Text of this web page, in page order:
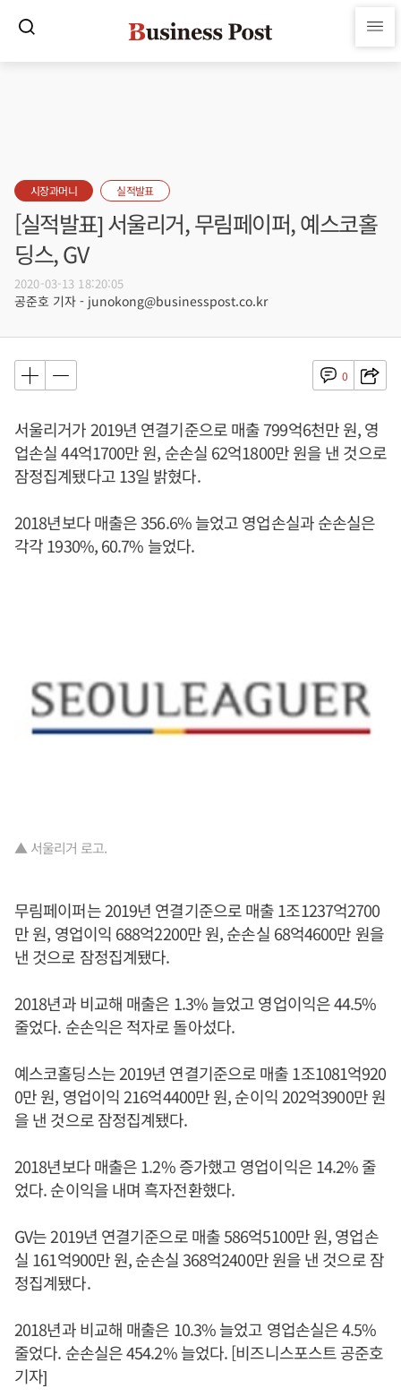
시장과머니 실적발표
[실적발표] 서울리거, 무림페이퍼, 예스코홀
딩스, GV
2020-03-13 18:20:05
공준호 기자 - junokong@businesspost.co.kr
0
서울리거가 2019년 연결기준으로 매출 799억6천만 원, 영
업손실 44억1700만 원, 순손실 62억1800만 원을 낸 것으로
잠정집계됐다고 13일 밝혔다.
2018년보다 매출은 356.6% 늘었고 영업손실과 순손실은
각각 1930%, 60.7% 늘었다.
▲ 서울리거 로고.
무림페이퍼는 2019년 연결기준으로 매출 1조1237억2700
만 원, 영업이익 688억2200만 원, 순손실 68억4600만 원을
낸 것으로 잠정집계됐다.
2018년과 비교해 매출은 1.3% 늘었고 영업이익은 44.5%
줄었다. 순손익은 적자로 돌아섰다.
예스코홀딩스는 2019년 연결기준으로 매출 1조1081억920
0만 원, 영업이익 216억4400만 원, 순이익 202억3900만 원
을 낸 것으로 잠정집계됐다.
2018년보다 매출은 1.2% 증가했고 영업이익은 14.2% 줄
었다. 순이익을 내며 흑자전환했다.
GV는 2019년 연결기준으로 매출 586억5100만 원, 영업손
실 161억900만 원, 순손실 368억2400만 원을 낸 것으로 잠
정집계됐다.
2018년과 비교해 매출은 10.3% 늘었고 영업손실은 4.5%
줄었다. 순손실은 454.2% 늘었다. [비즈니스포스트 공준호
기자]